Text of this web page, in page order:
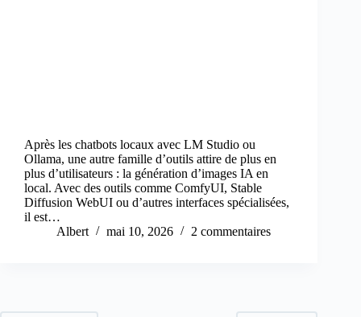
Après les chatbots locaux avec LM Studio ou
Ollama, une autre famille d’outils attire de plus en
plus d’utilisateurs : la génération d’images IA en
local. Avec des outils comme ComfyUI, Stable
Diffusion WebUI ou d’autres interfaces spécialisées,
il est…
Albert
mai 10, 2026 2 commentaires